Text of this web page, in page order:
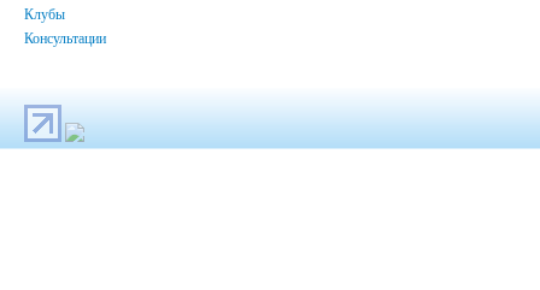
Клубы
Консультации